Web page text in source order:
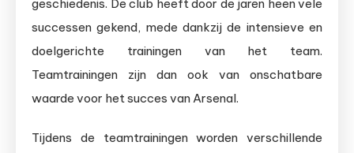
geschiedenis. De club heeft door de jaren heen vele
successen gekend, mede dankzij de intensieve en
doelgerichte trainingen van het team.
Teamtrainingen zijn dan ook van onschatbare
waarde voor het succes van Arsenal.
Tijdens de teamtrainingen worden verschillende